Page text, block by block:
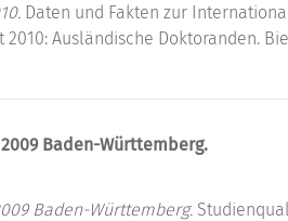
Daten und Fakten zur
2010: Ausländische Doktoranden.
Baden-Württemberg.
Baden-Württemberg.